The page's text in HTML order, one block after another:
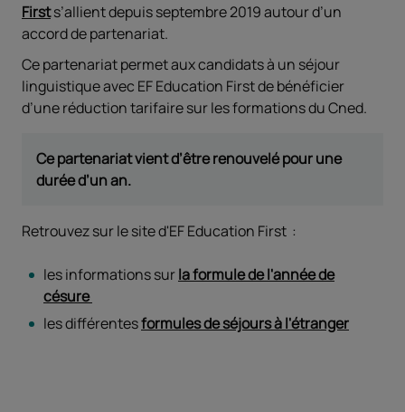
Firsts’allient depuis septembre 2019 autour d’un
accord de partenariat.
Ce partenariat permet aux candidats à un séjour
linguistique avec EF Education First de bénéficier
d’une réduction tarifaire sur les formations du Cned.
Ce partenariat vient d’être renouvelé pour une
durée d’un an.
Retrouvez sur le site d'EF Education First :
les informations surla formule de l'année de
césure
les différentesformules de séjours à l'étranger